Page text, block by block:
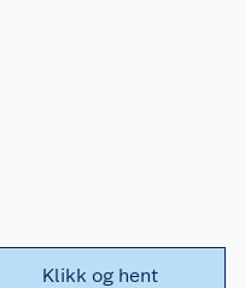
Klikk og hent